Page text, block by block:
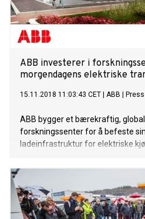
ABB investerer i
morgendagens elektriske
15.11.2018 11:03:43 CET ABB
ABB bygger et bærekraftig,
forskningssenter for å befeste
ladeinfrastruktur for elektriske